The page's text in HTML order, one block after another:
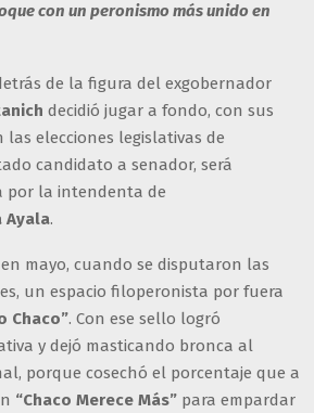
con un peronismo más unido en
de la figura del exgobernador
decidió jugar a fondo, con sus
elecciones legislativas de
candidato a senador, será
por la intendenta de
Ayala.
mayo, cuando se disputaron las
un espacio filoperonista por fuera
Chaco”. Con ese sello logró
y dejó masticando bronca al
porque cosechó el porcentaje que a
“Chaco Merece Más” para empardar